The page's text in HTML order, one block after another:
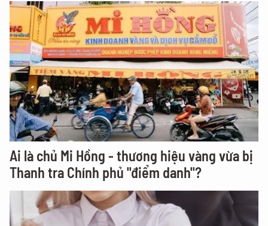
Ai là chủ Mi Hồng - thương hiệu vàng vừa bị
Thanh tra Chính phủ "điểm danh"?